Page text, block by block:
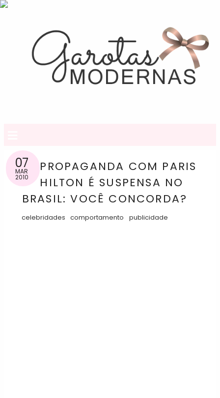
07
MAR
2010
PROPAGANDA COM PARIS
HILTON É SUSPENSA NO
BRASIL: VOCÊ CONCORDA?
celebridades comportamento publicidade